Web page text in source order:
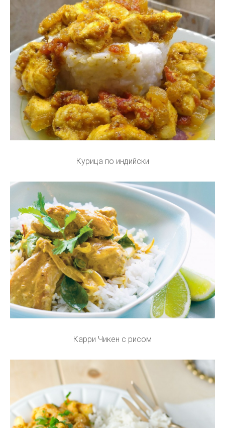
Курица по индийски
Карри Чикен с рисом